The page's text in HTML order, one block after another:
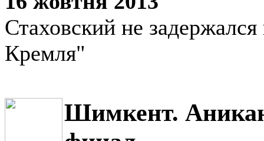
Стаховский не
Кремля"
Шимкент.